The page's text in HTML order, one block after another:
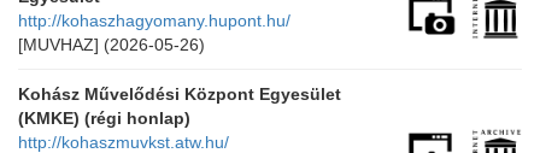
http://kohaszhagyomany.hupont.hu/
[MUVHAZ] (2026-05-26)
Kohász Művelődési Központ Egyesület
(KMKE) (régi honlap)
http://kohaszmuvkst.atw.hu/